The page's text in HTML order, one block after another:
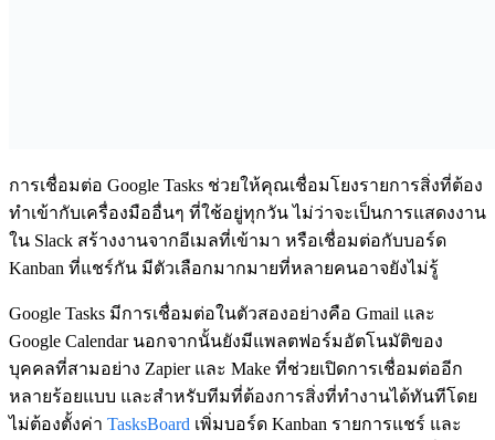
การเชื่อมต่อ Google Tasks ช่วยให้คุณเชื่อมโยงรายการสิ่งที่ต้อง
ทำเข้ากับเครื่องมืออื่นๆ ที่ใช้อยู่ทุกวัน ไม่ว่าจะเป็นการแสดงงาน
ใน Slack สร้างงานจากอีเมลที่เข้ามา หรือเชื่อมต่อกับบอร์ด
Kanban ที่แชร์กัน มีตัวเลือกมากมายที่หลายคนอาจยังไม่รู้
Google Tasks มีการเชื่อมต่อในตัวสองอย่างคือ Gmail และ
Google Calendar นอกจากนั้นยังมีแพลตฟอร์มอัตโนมัติของ
บุคคลที่สามอย่าง Zapier และ Make ที่ช่วยเปิดการเชื่อมต่ออีก
หลายร้อยแบบ และสำหรับทีมที่ต้องการสิ่งที่ทำงานได้ทันทีโดย
ไม่ต้องตั้งค่า TasksBoard เพิ่มบอร์ด Kanban รายการแชร์ และ